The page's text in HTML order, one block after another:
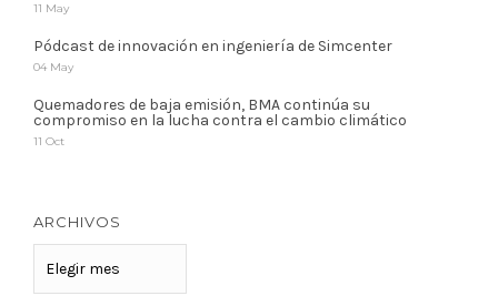
11 May
Pódcast de innovación en ingeniería de Simcenter
04 May
Quemadores de baja emisión, BMA continúa su
compromiso en la lucha contra el cambio climático
11 Oct
ARCHIVOS
ARCHIVOS